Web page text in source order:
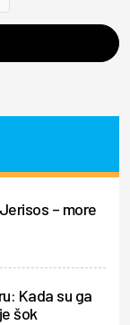
– more
Kada su ga
šok